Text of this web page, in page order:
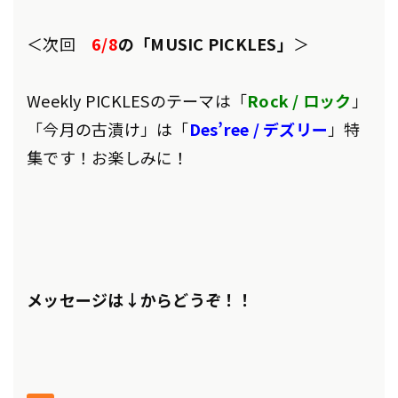
＜次回 6/8の「MUSIC PICKLES」 ＞
Weekly PICKLESのテーマは「Rock / ロック 」
「今月の古漬け」は「Des’ree / デズリー 」特
集です！ お楽しみに ！
メッセージは↓からどうぞ！！